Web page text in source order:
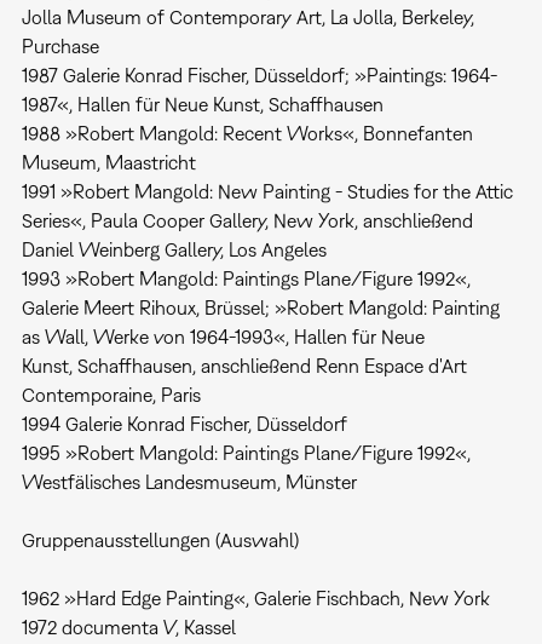
Jolla Museum of Contemporary Art, La Jolla, Berkeley,
Purchase
1987 Galerie Konrad Fischer, Düsseldorf; »Paintings: 1964-
1987«, Hallen für Neue Kunst, Schaffhausen
1988 »Robert Mangold: Recent Works«, Bonnefanten
Museum, Maastricht
1991 »Robert Mangold: New Painting - Studies for the Attic
Series«, Paula Cooper Gallery, New York, anschließend
Daniel Weinberg Gallery, Los Angeles
1993 »Robert Mangold: Paintings Plane/Figure 1992«,
Galerie Meert Rihoux, Brüssel; »Robert Mangold: Painting
as Wall, Werke von 1964-1993«, Hallen für Neue
Kunst, Schaffhausen, anschließend Renn Espace d'Art
Contemporaine, Paris
1994 Galerie Konrad Fischer, Düsseldorf
1995 »Robert Mangold: Paintings Plane/Figure 1992«,
Westfälisches Landesmuseum, Münster
Gruppenausstellungen (Auswahl)
1962 »Hard Edge Painting«, Galerie Fischbach, New York
1972 documenta V, Kassel